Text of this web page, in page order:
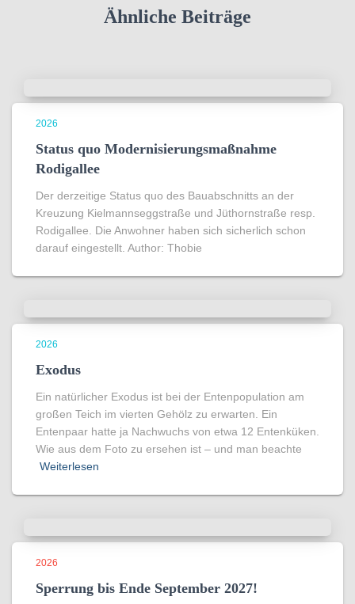
Ähnliche Beiträge
2026
Status quo Modernisierungsmaßnahme
Rodigallee
Der derzeitige Status quo des Bauabschnitts an der
Kreuzung Kielmannseggstraße und Jüthornstraße resp.
Rodigallee. Die Anwohner haben sich sicherlich schon
darauf eingestellt. Author: Thobie
2026
Exodus
Ein natürlicher Exodus ist bei der Entenpopulation am
großen Teich im vierten Gehölz zu erwarten. Ein
Entenpaar hatte ja Nachwuchs von etwa 12 Entenküken.
Wie aus dem Foto zu ersehen ist – und man beachte
Weiterlesen
2026
Sperrung bis Ende September 2027!